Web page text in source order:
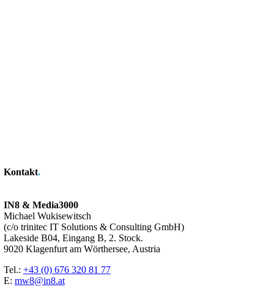
Kontakt.
IN8 & Media3000
Michael Wukisewitsch
(c/o trinitec IT Solutions & Consulting GmbH)
Lakeside B04, Eingang B, 2. Stock.
9020 Klagenfurt am Wörthersee, Austria
Tel.: +43 (0) 676 320 81 77
E: mw8@in8.at